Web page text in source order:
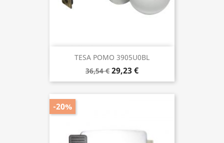
TESA POMO 3905U0BL
36,54 € 29,23 €
-20%